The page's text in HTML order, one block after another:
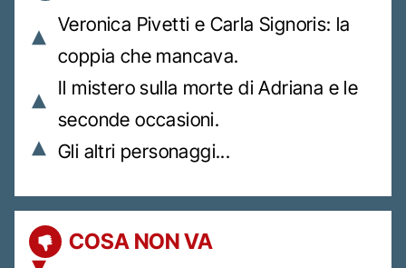
Veronica Pivetti e Carla Signoris: la
coppia che mancava.
Il mistero sulla morte di Adriana e le
seconde occasioni.
Gli altri personaggi...
COSA NON VA